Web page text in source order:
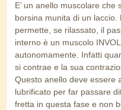
E’ un anello muscolare
borsina munita di un laccio.
permette, se rilassato, il
interno è un muscolo
autonomamente. Infatti
si contrae e la sua
Questo anello deve essere
lubrificato per far passare
fretta in questa fase e non